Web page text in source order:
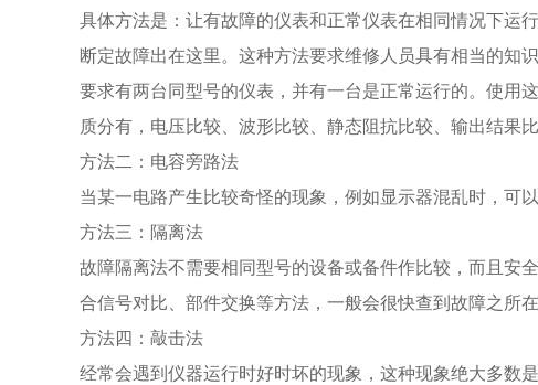
具体方法是：让有故障的仪表和正常仪表在相同情况下运
断定故障出在这里。这种方法要求维修人员具有相当的知识
要求有两台同型号的仪表，并有一台是正常运行的。使用
质分有，电压比较、波形比较、静态阻抗比较、输出结果
方法二：电容旁路法
当某一电路产生比较奇怪的现象，例如显示器混乱时，可
方法三：隔离法
故障隔离法不需要相同型号的设备或备件作比较，而且安
合信号对比、部件交换等方法，一般会很快查到故障之所在
方法四：敲击法
经常会遇到仪器运行时好时坏的现象，这种现象绝大多数